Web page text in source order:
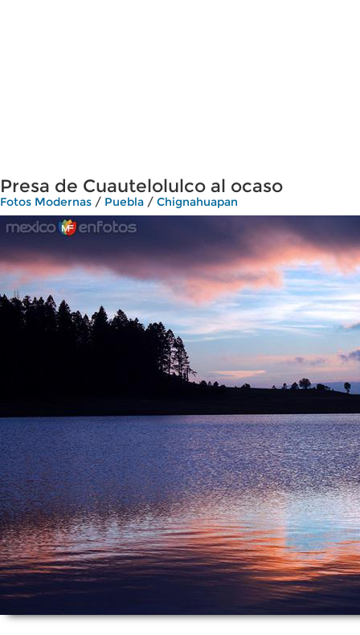
Presa de Cuautelolulco al ocaso
Fotos Modernas / Puebla / Chignahuapan